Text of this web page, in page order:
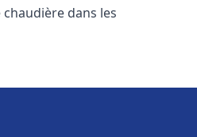
chaudière dans les